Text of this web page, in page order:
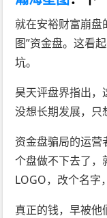
就在安裕财富崩盘
图”资金盘。这看
坑。
昊天评盘界指出，
没想长期发展，只
资金盘骗局的运
个盘做不下去了，
LOGO，改个名字
真正的钱，早被他